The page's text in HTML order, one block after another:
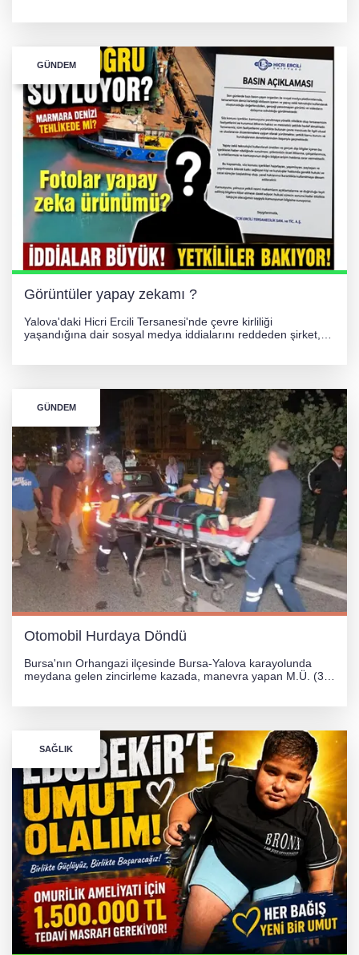
GÜNDEM
Görüntüler yapay zekamı ?
Yalova'daki Hicri Ercili Tersanesi'nde çevre kirliliği
yaşandığına dair sosyal medya iddialarını reddeden şirket,
GÜNDEM
Otomobil Hurdaya Döndü
Bursa'nın Orhangazi ilçesinde Bursa-Yalova karayolunda
meydana gelen zincirleme kazada, manevra yapan M.Ü. (35)
SAĞLIK